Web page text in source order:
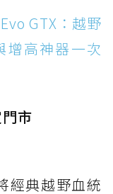
GTX：越野
增高神器一次
市
經典越野血統